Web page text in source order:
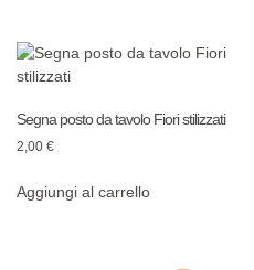
Segna posto da tavolo Fiori stilizzati
2,00 €
Aggiungi al carrello